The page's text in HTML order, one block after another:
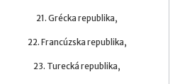
21. Grécka republika,
22. Francúzska republika,
23. Turecká republika,